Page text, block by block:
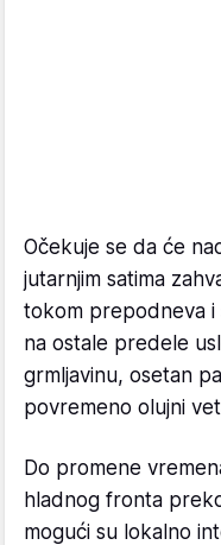
Očekuje se da će
jutarnjim satima
tokom prepodneva i
na ostale predele
grmljavinu, osetan
povremeno olujni
Do promene
hladnog fronta
mogući su lokalno